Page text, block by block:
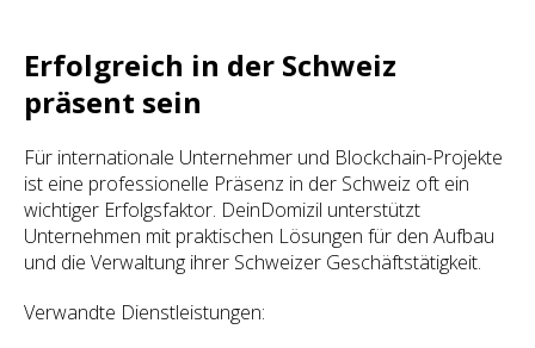
Erfolgreich in der Schweiz
präsent sein
Für internationale Unternehmer und Blockchain-Projekte
ist eine professionelle Präsenz in der Schweiz oft ein
wichtiger Erfolgsfaktor. DeinDomizil unterstützt
Unternehmen mit praktischen Lösungen für den Aufbau
und die Verwaltung ihrer Schweizer Geschäftstätigkeit.
Verwandte Dienstleistungen: